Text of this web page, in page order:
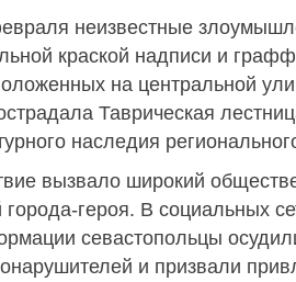
неизвестные
краской надписи и
на центральной
Таврическая
наследия
вызвало широкий
героя. В социальных
севастопольцы
и призвали